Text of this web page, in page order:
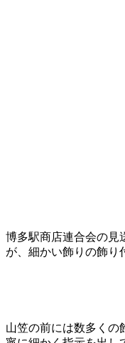
博多駅商店連合会の見
が、細かい飾りの飾り
山笠の前には数多くの